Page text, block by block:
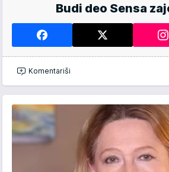
Budi deo Sensa
Komentariši